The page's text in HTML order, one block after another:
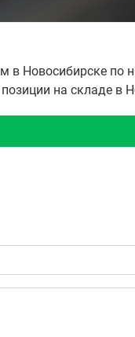
в Новосибирске по
на складе в